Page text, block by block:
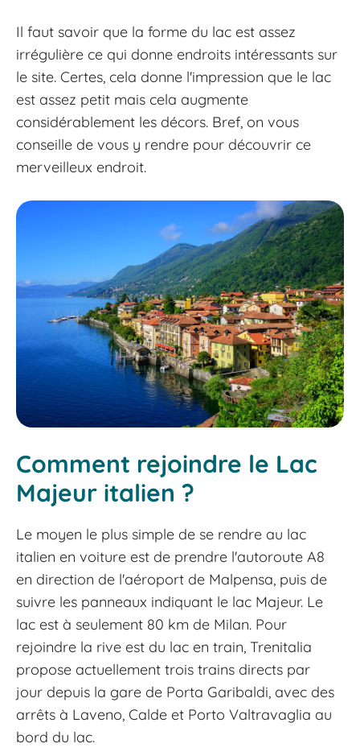
Il faut savoir que la forme du lac est assez
irrégulière ce qui donne endroits intéressants sur
le site. Certes, cela donne l'impression que le lac
est assez petit mais cela augmente
considérablement les décors. Bref, on vous
conseille de vous y rendre pour découvrir ce
merveilleux endroit.
Comment rejoindre le Lac
Majeur italien ?
Le moyen le plus simple de se rendre au lac
italien en voiture est de prendre l'autoroute A8
en direction de l'aéroport de Malpensa, puis de
suivre les panneaux indiquant le lac Majeur. Le
lac est à seulement 80 km de Milan. Pour
rejoindre la rive est du lac en train, Trenitalia
propose actuellement trois trains directs par
jour depuis la gare de Porta Garibaldi, avec des
arrêts à Laveno, Calde et Porto Valtravaglia au
bord du lac.